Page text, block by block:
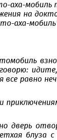
аха-мобиль
на
аха-
идите,
равно
дверь
блуза